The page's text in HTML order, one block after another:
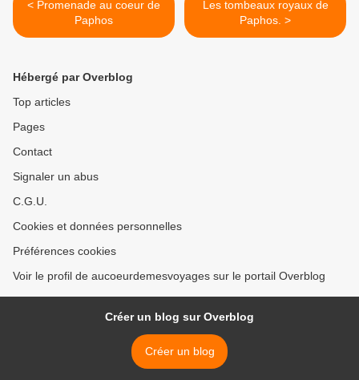
< Promenade au coeur de
Paphos
Les tombeaux royaux de
Paphos. >
Hébergé par Overblog
Top articles
Pages
Contact
Signaler un abus
C.G.U.
Cookies et données personnelles
Préférences cookies
Voir le profil de aucoeurdemesvoyages sur le portail Overblog
Créer un blog sur Overblog
Créer un blog